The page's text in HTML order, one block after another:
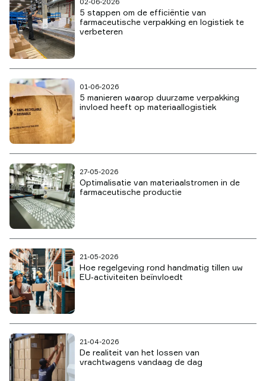
5 stappen om de efficiëntie van
farmaceutische verpakking en logistiek te
verbeteren
01-06-2026
5 manieren waarop duurzame verpakking
invloed heeft op materiaallogistiek
27-05-2026
Optimalisatie van materiaalstromen in de
farmaceutische productie
21-05-2026
Hoe regelgeving rond handmatig tillen uw
EU‑activiteiten beïnvloedt
21-04-2026
De realiteit van het lossen van
vrachtwagens vandaag de dag